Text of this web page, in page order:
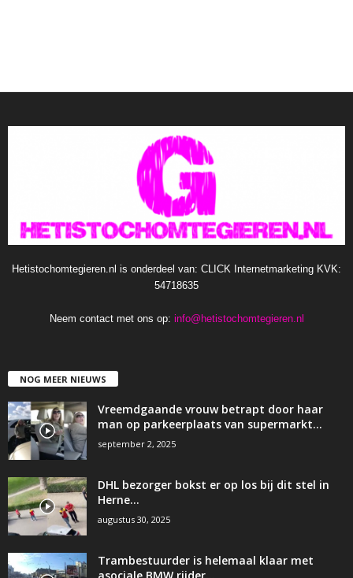
Hetistochomtegieren.nl is onderdeel van: CLICK Internetmarketing KVK:
54718635
Neem contact met ons op: info@hetistochomtegieren.nl
NOG MEER NIEUWS
Vreemdgaande vrouw betrapt door haar
man op parkeerplaats van supermarkt…
september 2, 2025
DHL bezorger bokst er op los bij dit stel in
Herne…
augustus 30, 2025
Trambestuurder is helemaal klaar met